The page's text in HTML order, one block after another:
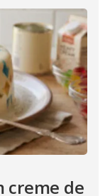
creme de